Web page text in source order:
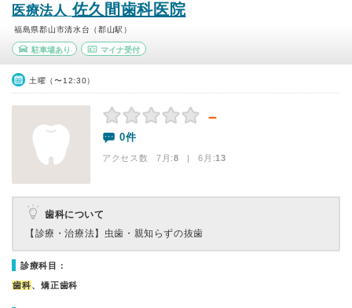
医療法人佐久間歯科医院
福島県郡山市清水台（郡山駅）
駐車場あり マイナ受付
土曜（〜12:30）
－
0件
アクセス数 7月:8 | 6月:13
歯科について
【診療・治療法】 虫歯・親知らずの抜歯
診療科目：
歯科、矯正歯科